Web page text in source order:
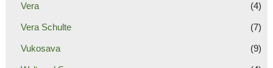
Vera (4)
Vera Schulte (7)
Vukosava (9)